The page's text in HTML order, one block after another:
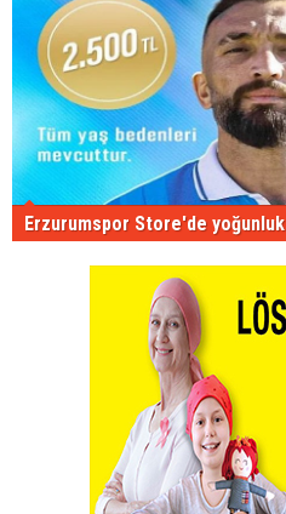
Erzurumspor Store'de yoğunluk